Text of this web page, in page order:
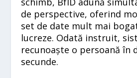
de perspective, oferind
set de date mult mai
lucreze. Odată instruit,
recunoaște o persoană în
secunde.